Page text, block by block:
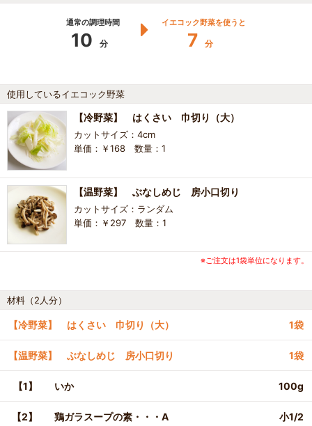
通常の調理時間
10 分
イエコック野菜を使うと
7 分
使用しているイエコック野菜
【冷野菜】 はくさい 巾切り（大）
カットサイズ：4cm
単価：￥168 数量：1
【温野菜】 ぶなしめじ 房小口切り
カットサイズ：ランダム
単価：￥297 数量：1
※ご注文は1袋単位になります。
材料（2人分）
【冷野菜】 はくさい 巾切り（大） 1袋
【温野菜】 ぶなしめじ 房小口切り 1袋
【1】 いか 100g
【2】 鶏ガラスープの素・・・A 小1/2